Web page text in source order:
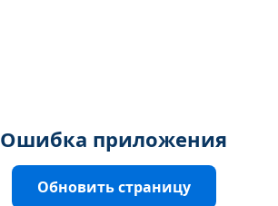
Ошибка приложения
Обновить страницу